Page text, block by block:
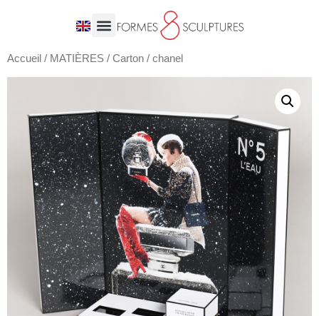
Accueil / MATIÈRES / Carton / chanel